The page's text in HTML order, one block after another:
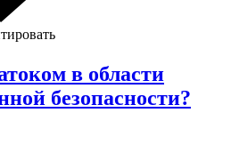
в области
безопасности?